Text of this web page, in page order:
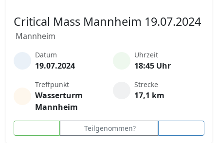
Critical Mass Mannheim 19.07.2024
Mannheim
Datum
19.07.2024
Uhrzeit
18:45 Uhr
Treffpunkt
Wasserturm
Mannheim
Strecke
17,1 km
Teilgenommen?